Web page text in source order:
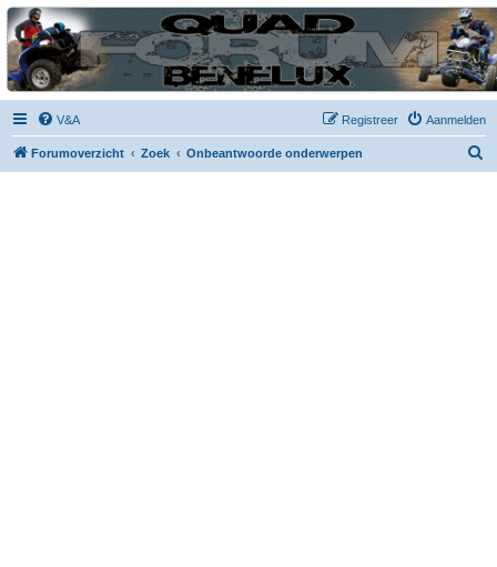
| QFB |
Hét quadforum van de Benelux
V&A Aanmelden
Registreer
Forumoverzicht Zoek Onbeantwoorde onderwerpen